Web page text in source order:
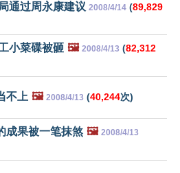
通过周永康建议 2008/4/14 (89,829
小菜碟被砸 🖼️ 2008/4/13 (82,312
不上 🖼️ 2008/4/13 (40,244次)
成果被一笔抹煞 🖼️ 2008/4/13